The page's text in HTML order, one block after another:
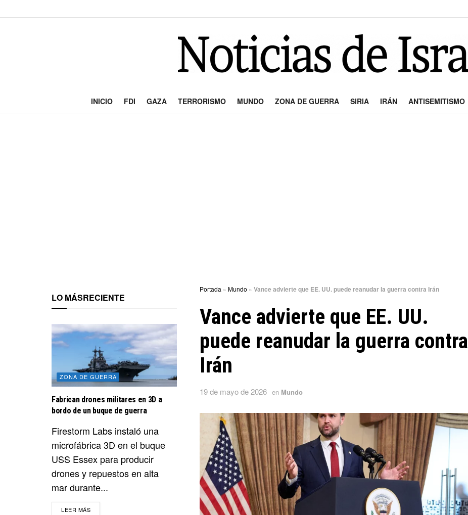
INICIO FDI GAZA TERRORISMO MUNDO ZONA DE GUERRA SIRIA IRÁN ANTISEMITISMO
Portada » Mundo » Vance advierte que EE. UU. puede reanudar la guerra contra Irán
Vance advierte que EE. UU.
puede reanudar la guerra contra
Irán
19 de mayo de 2026 en Mundo
LO MÁSRECIENTE
ZONA DE GUERRA
Fabrican drones militares en 3D a
bordo de un buque de guerra
Firestorm Labs instaló una
microfábrica 3D en el buque
USS Essex para producir
drones y repuestos en alta
mar durante...
LEER MÁSDETAILS